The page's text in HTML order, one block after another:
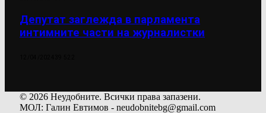
Депутат заглежда в парламента
интимните части на журналистки
© 2026 Неудобните. Всички права запазени.
МОЛ: Галин Евтимов - neudobnitebg@gmail.com